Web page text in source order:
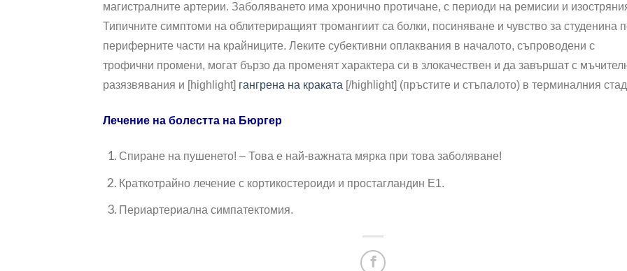
магистралните артерии. Заболяването има хронично протичане, с периоди на ремисии и
Типичните симптоми на облитериращият тромангиит са болки, посиняване и чувство за студенина
периферните части на крайниците. Леките субективни оплаквания в началото, съпроводени с
трофични промени, могат бързо да променят характера си в злокачествен и да завършат с
разязвявания и [highlight] гангрена на краката [/highlight] (пръстите и стъпалото) в терминалния
Лечение на болестта на Бюргер
Спиране на пушенето! – Това е най-важната мярка при това заболяване!
Краткотрайно лечение с кортикостероиди и простагландин Е1.
Периартериална симпатектомия.